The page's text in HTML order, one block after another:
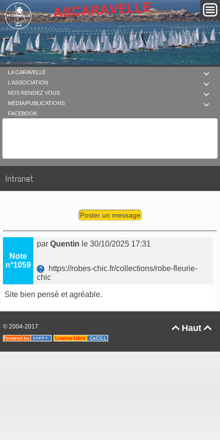

LA CARAVELLE

L'ASSOCIATION

NOS RENDEZ VOUS

MÉDIA/PUBLICATIONS
FACEBOOK
Intranet
Poster un message
Note
n°1059
parQuentin le 30/10/2025 17:31
https://robes-chic.fr/collections/robe-fleurie-
chic
Site bien pensé et agréable.
Haut 
© 2004-2017